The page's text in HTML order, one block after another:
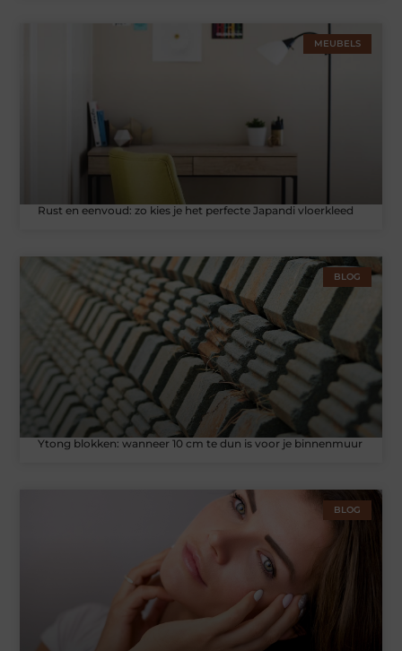
MEUBELS
Rust en eenvoud: zo kies je het perfecte Japandi vloerkleed
BLOG
Ytong blokken: wanneer 10 cm te dun is voor je binnenmuur
BLOG